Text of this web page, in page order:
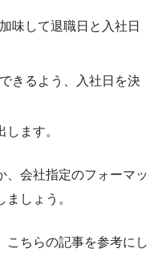
味して退職日と入社日
きるよう、入社日を決
します。
、会社指定のフォーマッ
しょう。
こちらの記事を参考にし